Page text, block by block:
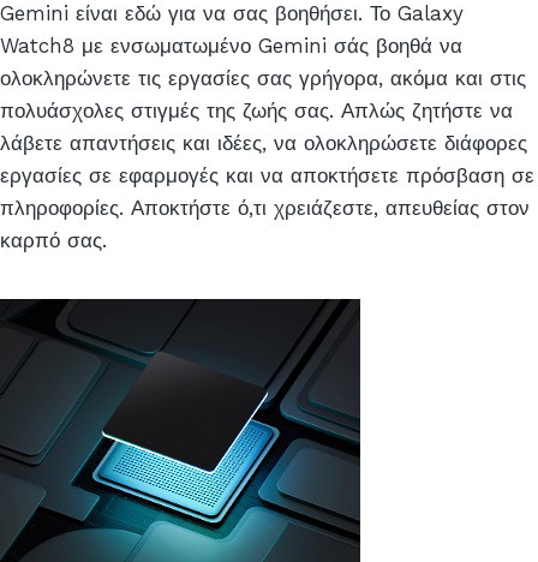
Gemini είναι εδώ για να σας βοηθήσει. Το Galaxy
Watch8 με ενσωματωμένο Gemini σάς βοηθά να
ολοκληρώνετε τις εργασίες σας γρήγορα, ακόμα και στις
πολυάσχολες στιγμές της ζωής σας. Απλώς ζητήστε να
λάβετε απαντήσεις και ιδέες, να ολοκληρώσετε διάφορες
εργασίες σε εφαρμογές και να αποκτήσετε πρόσβαση σε
πληροφορίες. Αποκτήστε ό,τι χρειάζεστε, απευθείας στον
καρπό σας.